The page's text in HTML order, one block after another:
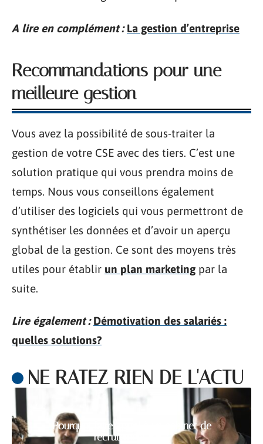
A lire en complément : La gestion d’entreprise
Recommandations pour une
meilleure gestion
Vous avez la possibilité de sous-traiter la
gestion de votre CSE avec des tiers. C’est une
solution pratique qui vous prendra moins de
temps. Nous vous conseillons également
d’utiliser des logiciels qui vous permettront de
synthétiser les données et d’avoir un aperçu
global de la gestion. Ce sont des moyens très
utiles pour établir un plan marketing par la
suite.
Lire également : Démotivation des salariés :
quelles solutions?
NE RATEZ RIEN DE L'ACTU
Pourquoi faire appel à un cabinet de
recrutement RH ?